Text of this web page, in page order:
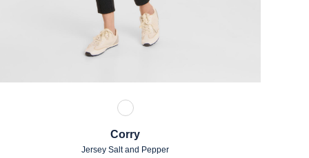
93 Dunkelgrau gemustert
Corry
Jersey Salt and Pepper